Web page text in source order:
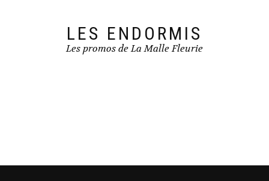
LES ENDORMIS
Les promos de La Malle Fleurie